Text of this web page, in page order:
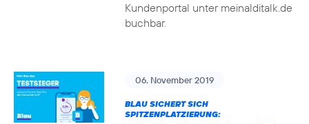
Kundenportal unter meinalditalk.de
buchbar.
06. November 2019
BLAU SICHERT SICH
SPITZENPLATZIERUNG: